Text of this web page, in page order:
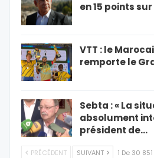
en 15 points
VTT : le
remporte le
Sebta : « La
absolument
président de…
PRÉCÉDENT SUIVANT 1 De 30 851